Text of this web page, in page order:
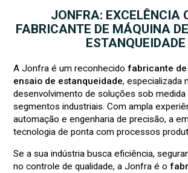
JONFRA: EXCELÊNCIA
FABRICANTE DE MÁQUINA
ESTANQUEIDADE
A Jonfra é um reconhecidofabricante
ensaio de estanqueidade, especializada
desenvolvimento de soluções sob
segmentos industriais. Com ampla
automação e engenharia de precisão, a
tecnologia de ponta com processos
Se a sua indústria busca eficiência,
no controle de qualidade, a Jonfra é o